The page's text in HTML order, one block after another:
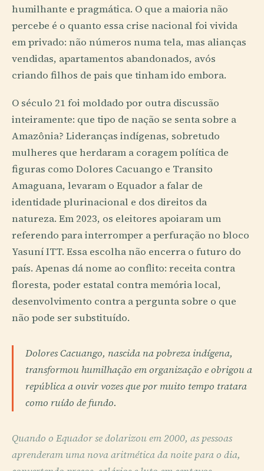
humilhante e pragmática. O que a maioria não
percebe é o quanto essa crise nacional foi vivida
em privado: não números numa tela, mas alianças
vendidas, apartamentos abandonados, avós
criando filhos de pais que tinham ido embora.
O século 21 foi moldado por outra discussão
inteiramente: que tipo de nação se senta sobre a
Amazônia? Lideranças indígenas, sobretudo
mulheres que herdaram a coragem política de
figuras como Dolores Cacuango e Transito
Amaguana, levaram o Equador a falar de
identidade plurinacional e dos direitos da
natureza. Em 2023, os eleitores apoiaram um
referendo para interromper a perfuração no bloco
Yasuní ITT. Essa escolha não encerra o futuro do
país. Apenas dá nome ao conflito: receita contra
floresta, poder estatal contra memória local,
desenvolvimento contra a pergunta sobre o que
não pode ser substituído.
Dolores Cacuango, nascida na pobreza indígena,
transformou humilhação em organização e obrigou a
república a ouvir vozes que por muito tempo tratara
como ruído de fundo.
Quando o Equador se dolarizou em 2000, as pessoas
aprenderam uma nova aritmética da noite para o dia,